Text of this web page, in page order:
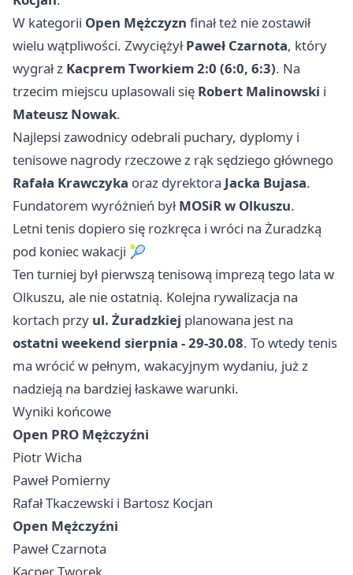
W kategorii Open Mężczyzn finał też nie zostawił
wielu wątpliwości. ZwyciężyłPaweł Czarnota, który
wygrał z Kacprem Tworkiem 2:0 (6:0, 6:3). Na
trzecim miejscu uplasowali się Robert Malinowski i
Mateusz Nowak.
Najlepsi zawodnicy odebrali puchary, dyplomy i
tenisowe nagrody rzeczowe z rąk sędziego głównego
Rafała Krawczyka oraz dyrektora Jacka Bujasa.
Fundatorem wyróżnień byłMOSiR w Olkuszu.
Letni tenis dopiero się rozkręca i wróci na Żuradzką
pod koniec wakacji 🎾
Ten turniej był pierwszą tenisową imprezą tego lata w
Olkuszu, ale nie ostatnią. Kolejna rywalizacja na
kortach przy ul. Żuradzkiej planowana jest na
ostatni weekend sierpnia - 29-30.08. To wtedy tenis
ma wrócić w pełnym, wakacyjnym wydaniu, już z
nadzieją na bardziej łaskawe warunki.
Wyniki końcowe
Open PRO Mężczyźni
Piotr Wicha
Paweł Pomierny
Rafał Tkaczewski i Bartosz Kocjan
Open Mężczyźni
Paweł Czarnota